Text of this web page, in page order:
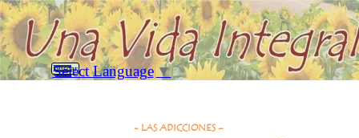
Vaya al Contenido
Saltar menú
Select Language ▼
Buscar
- LAS ADICCIONES –